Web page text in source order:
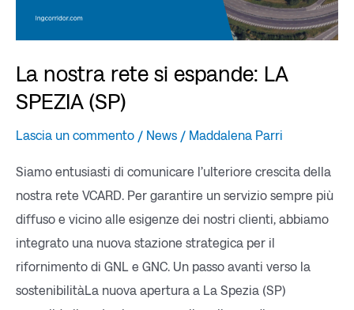
La nostra rete si espande: LA
SPEZIA (SP)
Lascia un commento / News / Maddalena Parri
Siamo entusiasti di comunicare l’ulteriore crescita della
nostra rete VCARD. Per garantire un servizio sempre più
diffuso e vicino alle esigenze dei nostri clienti, abbiamo
integrato una nuova stazione strategica per il
rifornimento di GNL e GNC. Un passo avanti verso la
sostenibilitàLa nuova apertura a La Spezia (SP)